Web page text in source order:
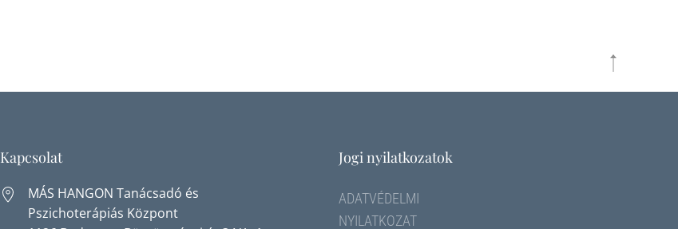
Kapcsolat
MÁS HANGON Tanácsadó és
Pszichoterápiás Központ
Jogi nyilatkozatok
ADATVÉDELMI
NYILATKOZAT